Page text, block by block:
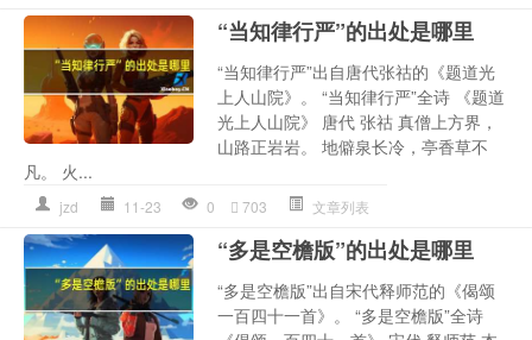
“当知律行严”的出处是哪里
“当知律行严”出自唐代张祜的《题道光
上人山院》。 “当知律行严”全诗 《题道
光上人山院》 唐代 张祜 真僧上方界，
山路正岩岩。 地僻泉长冷，亭香草不
凡。 火...
jzd 11-23 0 703 文章列表
“多是空檐版”的出处是哪里
“多是空檐版”出自宋代释师范的《偈颂
一百四十一首》。 “多是空檐版”全诗